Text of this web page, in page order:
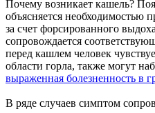
Почему возникает кашель?
объясняется необходимостью
за счет форсированного
сопровождается
перед кашлем человек
области горла, также могут
выраженная болезненность в
В ряде случаев симптом